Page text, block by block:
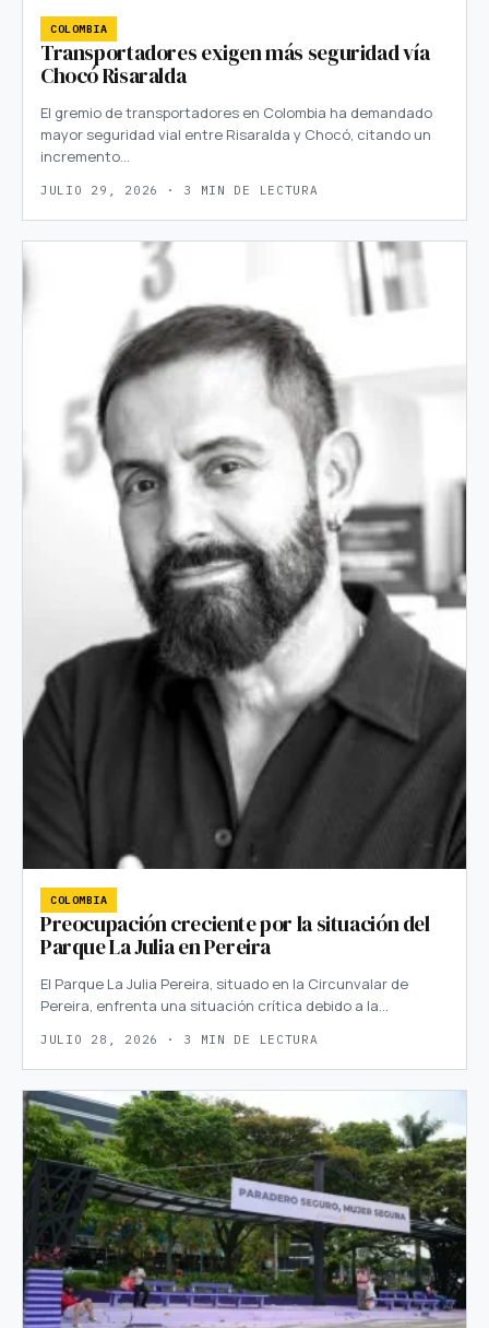
COLOMBIA
Transportadores exigen más seguridad vía
Chocó Risaralda
El gremio de transportadores en Colombia ha demandado
mayor seguridad vial entre Risaralda y Chocó, citando un
incremento…
JULIO 29, 2026 · 3 MIN DE LECTURA
COLOMBIA
Preocupación creciente por la situación del
Parque La Julia en Pereira
El Parque La Julia Pereira, situado en la Circunvalar de
Pereira, enfrenta una situación crítica debido a la…
JULIO 28, 2026 · 3 MIN DE LECTURA